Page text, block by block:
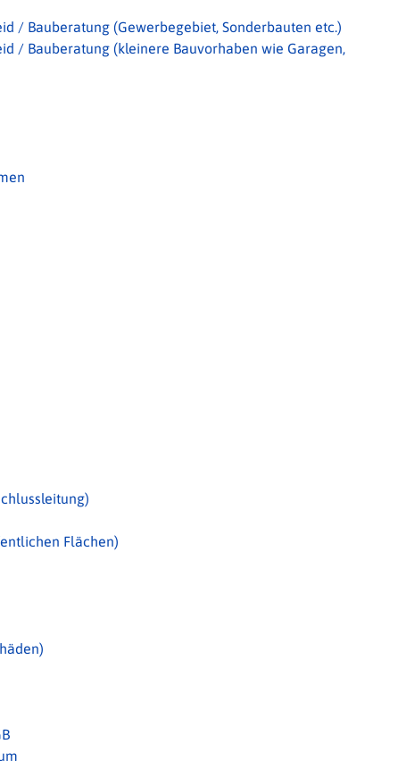
/ Bauberatung (Gewerbegebiet, Sonderbauten etc.)
/ Bauberatung (kleinere Bauvorhaben wie Garagen,
Flächen)